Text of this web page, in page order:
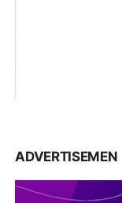
ADVERTISEMEN